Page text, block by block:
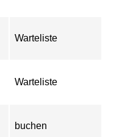
Warteliste
Warteliste
buchen